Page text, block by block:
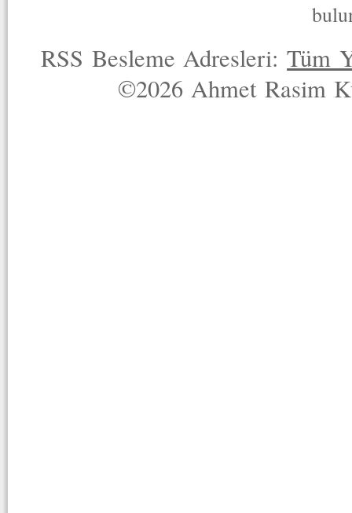
RSS Besleme Adresleri:Tüm
©2026 Ahmet Rasim